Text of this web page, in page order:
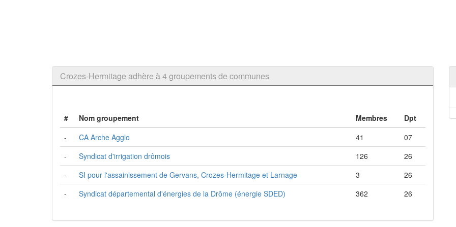
Crozes-Hermitage adhère à 4 groupements de communes
# Nom groupement Membres
Dpt
-
CA Arche Agglo 41
07
-
Syndicat d'irrigation drômois 126
26
-
SI pour l'assainissement de Gervans, Crozes-Hermitage et Larnage 3
26
-
Syndicat départemental d'énergies de la Drôme (énergie SDED) 362 26